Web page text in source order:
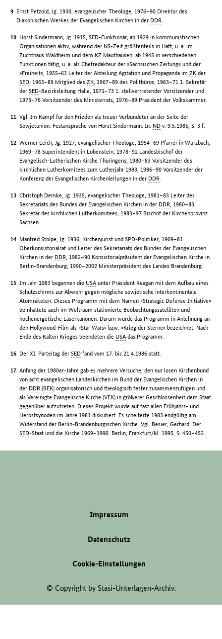
Ernst Petzold, Jg. 1930, evangelischer Theologe, 1976–90 Direktor des
Diakonischen Werkes der Evangelischen Kirchen in der DDR
Horst Sindermann, Jg. 1915,SED-Funktionär, ab 1929 in kommunistischen
Organisationen aktiv, während der NS-Zeit größtenteils in Haft, u. a. im
Zuchthaus Waldheim und dem KZ Mauthausen, ab 1945 in verschiedenen
Funktionen tätig, u. a. als Chefredakteur der »Sächsischen Zeitung« und der
»Freiheit«, 1955¬63 Leiter der Abteilung Agitation und Propaganda imZK der
SED , 1963–89 Mitglied desZK , 1967–89 des Politbüros, 1963–71 1. Sekretär
derSED-Bezirksleitung Halle, 1971–73 1. stellvertretender Vorsitzender und
1973–76 Vorsitzender des Ministerrats, 1976–89 Präsident der Volkskammer.
Vgl. Im Kampf für den Frieden als treuer Verbündeter an der Seite der
Sowjetunion. Festansprache von Horst Sindermann. In: ND v. 9.5.1985, S. 3 f.
Werner Leich, Jg. 1927, evangelischer Theologe, 1954–69 Pfarrer in Wurzbach,
1969–78 Superintendent in Lobenstein, 1978–92 Landesbischof der
Evangelisch-Lutherischen Kirche Thüringens, 1980–83 Vorsitzender des
kirchlichen Lutherkomitees zum Lutherjahr 1983, 1986–90 Vorsitzender der
Konferenz der Evangelischen Kirchenleitungen in der DDR
Christoph Demke, Jg. 1935, evangelischer Theologe, 1981–83 Leiter des
Sekretariats des Bundes der Evangelischen Kirchen in der DDR , 1980–83
Sekretär des kirchlichen Lutherkomitees, 1983–97 Bischof der Kirchenprovinz
Sachsen.
Manfred Stolpe, Jg. 1936, Kirchenjurist undSPD-Politiker, 1969–81
Oberkonsistorialrat und Leiter des Sekretariats des Bundes der Evangelischen
Kirchen in der DDR , 1982–90 Konsistorialpräsident der Evangelischen Kirche in
Berlin-Brandenburg, 1990–2002 Ministerpräsident des Landes Brandenburg.
Im Jahr 1983 begannen die USA unter Präsident Reagan mit dem Aufbau eines
Schutzschirms zur Abwehr gegen mögliche sowjetische interkontinentale
Atomraketen. Dieses Programm mit dem Namen »Strategic Defense Initiative«
beinhaltete auch im Weltraum stationierte Beobachtungssatelliten und
hochenergetische Laserkanonen. Darum wurde das Programm in Anlehnung an
den Hollywood-Film als »Star Wars« bzw. »Krieg der Sterne« bezeichnet. Nach
Ende des Kalten Krieges beendeten die USA das Programm.
Der XI. Parteitag derSED fand vom 17. bis 21.4.1986 statt.
Anfang der 1980er-Jahre gab es mehrere Versuche, den nur losen Kirchenbund
von acht evangelischen Landeskirchen im Bund der Evangelischen Kirchen in
der DDR (BEK) organisatorisch und theologisch fester zusammenzufügen und
als Vereinigte Evangelische Kirche (VEK) in größerer Geschlossenheit dem Staat
gegenüber aufzutreten. Dieses Projekt wurde auf fast allen Frühjahrs- und
Herbstsynoden im Jahre 1981 diskutiert. Es scheiterte 1983 endgültig am
Widerstand der Berlin-Brandenburgischen Kirche. Vgl. Besier, Gerhard: Der
SED-Staat und die Kirche 1969–1990. Berlin, Frankfurt/M. 1995, S. 450–452.
Impressum
Datenschutz
Cookie-Einstellungen
© Copyright by Stasi-Unterlagen-Archiv.